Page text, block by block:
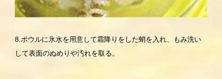
8.ボウルに氷水を用意して霜降りをした蛸を入れ、もみ洗い
して表面のぬめりや汚れを取る。